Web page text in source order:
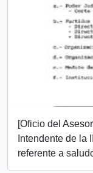
[Oficio del
Intendente de la
referente a